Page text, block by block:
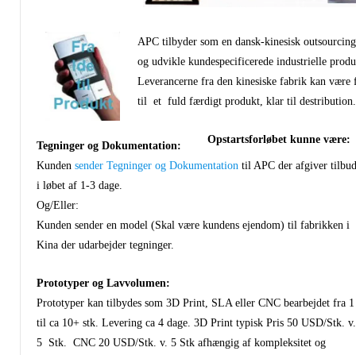
APC tilbyder som en dansk-kinesisk
og udvikle kundespecificerede industrielle
Leverancerne fra den kinesiske fabrik kan være
til et fuld færdigt produkt, klar til destribution.
Opstartsforløbet kunne være:
Tegninger og Dokumentation:
Kunden sender Tegninger og Dokumentation til APC der afgiver tilbud
i løbet af 1-3 dage.
Og/Eller:
Kunden sender en model (Skal være kundens ejendom) til fabrikken i
Kina der udarbejder tegninger.
Prototyper og Lavvolumen:
Prototyper kan tilbydes som 3D Print, SLA eller CNC bearbejdet fra 1
til ca 10+ stk. Levering ca 4 dage. 3D Print typisk Pris 50 USD/Stk. v.
5 Stk. CNC 20 USD/Stk. v. 5 Stk afhængig af kompleksitet og